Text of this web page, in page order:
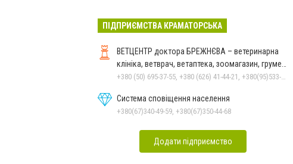
ПІДПРИЄМСТВА КРАМАТОРСЬКА
ВЕТЦЕНТР доктора БРЕЖНЄВА – ветеринарна
клініка, ветврач, ветаптека, зоомагазин, грумер,
стрижки.
+380 (50) 695-37-55, +380 (626) 41-44-21, +380(95)533-90-03
Система сповіщення населення
+380(67)340-49-59, +380(67)350-44-68
Додати підприємство